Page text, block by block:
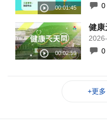
0
健康
0
+更多